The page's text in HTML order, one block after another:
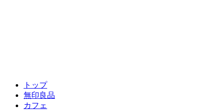
トップ
無印良品
カフェ